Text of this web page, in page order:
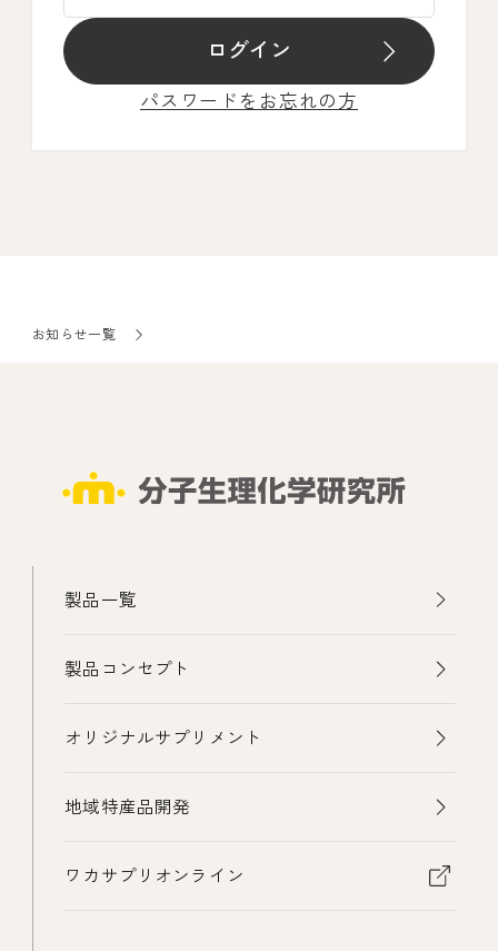
ログイン
パスワードをお忘れの方
お知らせ一覧
製品一覧
製品コンセプト
オリジナルサプリメント
地域特産品開発
ワカサプリオンライン